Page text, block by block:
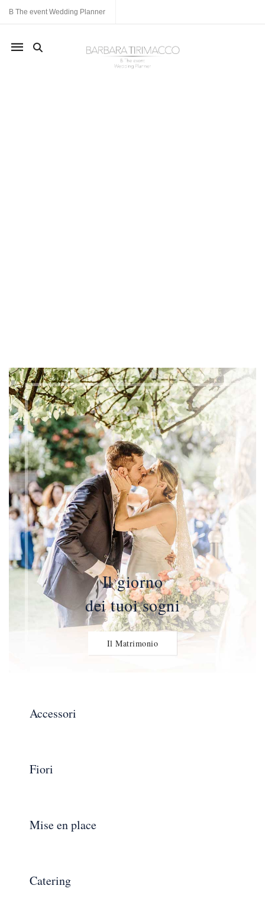
B The event Wedding Planner
Mobile navigation
Il giorno
dei tuoi sogni
Il Matrimonio
Accessori
Fiori
Mise en place
Catering